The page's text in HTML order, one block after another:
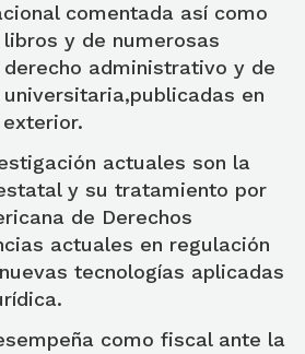
comentada así como
y de numerosas
administrativo y de
en
actuales son la
y su tratamiento por
de Derechos
actuales en regulación
tecnologías aplicadas
como fiscal ante la